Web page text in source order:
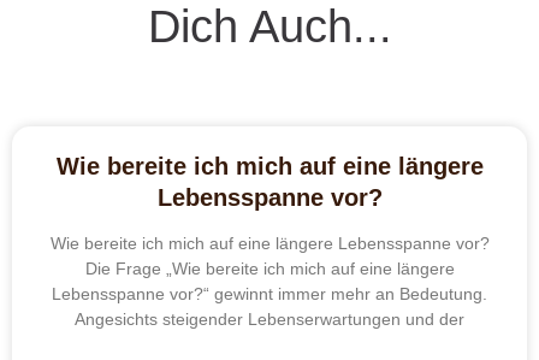
Dich Auch...
Wie bereite ich mich auf eine längere
Lebensspanne vor?
Wie bereite ich mich auf eine längere Lebensspanne vor?
Die Frage „Wie bereite ich mich auf eine längere
Lebensspanne vor?“ gewinnt immer mehr an Bedeutung.
Angesichts steigender Lebenserwartungen und der